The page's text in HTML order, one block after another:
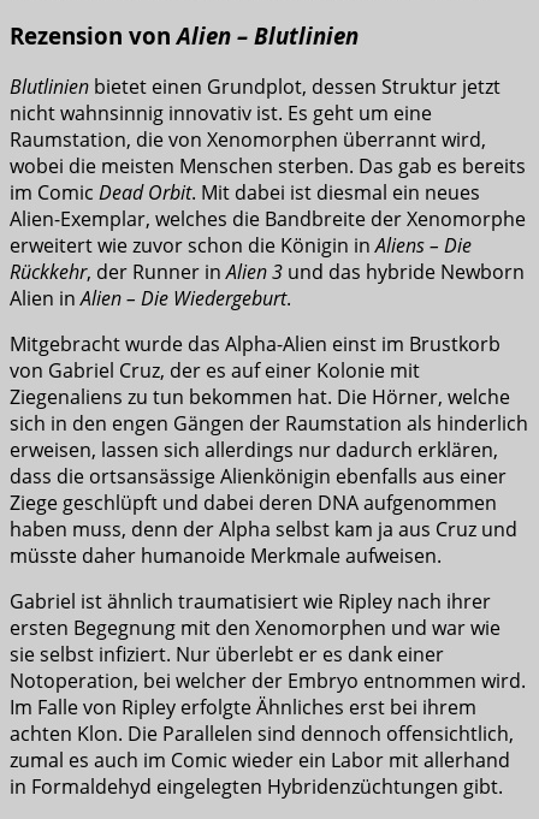
Rezension vonAlien – Blutlinien
Blutlinien bietet einen Grundplot, dessen Struktur jetzt
nicht wahnsinnig innovativ ist. Es geht um eine
Raumstation, die von Xenomorphen überrannt wird,
wobei die meisten Menschen sterben. Das gab es bereits
im Comic Dead Orbit. Mit dabei ist diesmal ein neues
Alien-Exemplar, welches die Bandbreite der Xenomorphe
erweitert wie zuvor schon die Königin inAliens – Die
Rückkehr, der Runner inAlien 3 und das hybride Newborn
Alien inAlien – Die Wiedergeburt.
Mitgebracht wurde das Alpha-Alien einst im Brustkorb
von Gabriel Cruz, der es auf einer Kolonie mit
Ziegenaliens zu tun bekommen hat. Die Hörner, welche
sich in den engen Gängen der Raumstation als hinderlich
erweisen, lassen sich allerdings nur dadurch erklären,
dass die ortsansässige Alienkönigin ebenfalls aus einer
Ziege geschlüpft und dabei deren DNA aufgenommen
haben muss, denn der Alpha selbst kam ja aus Cruz und
müsste daher humanoide Merkmale aufweisen.
Gabriel ist ähnlich traumatisiert wie Ripley nach ihrer
ersten Begegnung mit den Xenomorphen und war wie
sie selbst infiziert. Nur überlebt er es dank einer
Notoperation, bei welcher der Embryo entnommen wird.
Im Falle von Ripley erfolgte Ähnliches erst bei ihrem
achten Klon. Die Parallelen sind dennoch offensichtlich,
zumal es auch im Comic wieder ein Labor mit allerhand
in Formaldehyd eingelegten Hybridenzüchtungen gibt.